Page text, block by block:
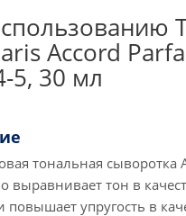
Accord
5, 30 мл
тональная сыворотка
выравнивает тон в
повышает упругость в